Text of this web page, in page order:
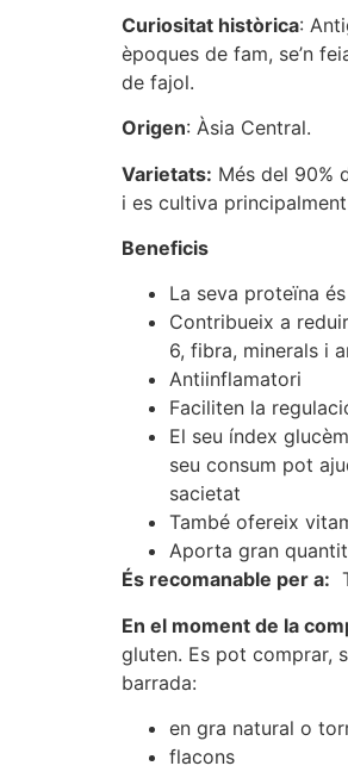
Curiositat històrica:
èpoques de fam, se’n
de fajol.
Origen: Àsia Central.
Varietats: Més del 90%
i es cultiva
Beneficis
La seva proteïna
Contribueix a
6, fibra, minerals i
Antiinflamatori
Faciliten la
El seu índex
seu consum pot
sacietat
També ofereix
Aporta gran
És recomanable per a:
En el moment de la
gluten. Es pot comprar,
barrada:
en gra natural o
flacons